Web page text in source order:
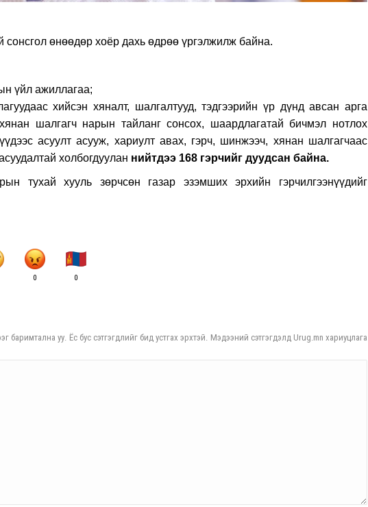
өнөөдөр хоёр дахь өдрөө үргэлжилж байна.
үйл ажиллагаа;
хийсэн хяналт, шалгалтууд, тэдгээрийн үр дүнд авсан арга
шалгагч нарын тайланг сонсох, шаардлагатай бичмэл нотлох
асуулт асууж, хариулт авах, гэрч, шинжээч, хянан шалгагчаас
холбогдуулан нийтдээ 168 гэрчийг дуудсан байна.
тухай хууль зөрчсөн газар эзэмших эрхийн гэрчилгээнүүдийг
0 0
баримтална уу. Ёс бус сэтгэгдлийг бид устгах эрхтэй. Мэдээний сэтгэгдэлд Urug.mn хариуцлага